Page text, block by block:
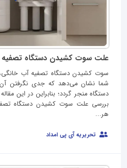
علت سوت کشیدن دستگاه تصفیه
سوت کشیدن دستگاه تصفیه آب خانگی،
شما نشان می‌دهد که جدی نگرفتن
دستگاه منجر گردد؛ بنابراین در این
بررسی علت سوت کشیدن دستگاه
هر...
تحریریه آی پی امداد